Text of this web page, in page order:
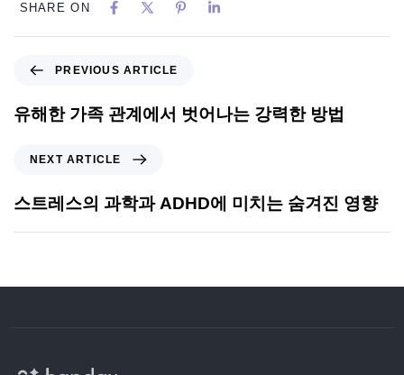
SHARE ON
PREVIOUS ARTICLE
유해한 가족 관계에서 벗어나는 강력한 방법
NEXT ARTICLE
스트레스의 과학과 ADHD에 미치는 숨겨진 영향